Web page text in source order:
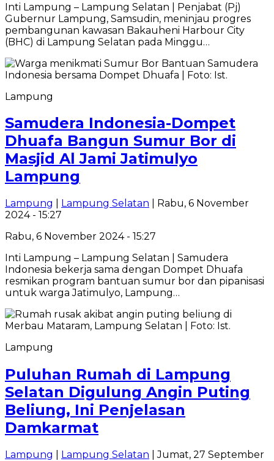
Inti Lampung – Lampung Selatan | Penjabat (Pj)
Gubernur Lampung, Samsudin, meninjau progres
pembangunan kawasan Bakauheni Harbour City
(BHC) di Lampung Selatan pada Minggu…
Lampung
Samudera Indonesia-Dompet
Dhuafa Bangun Sumur Bor di
Masjid Al Jami Jatimulyo
Lampung
Lampung Lampung Selatan | Rabu, 6 November
2024 - 15:27
Rabu, 6 November 2024 - 15:27
Inti Lampung – Lampung Selatan | Samudera
Indonesia bekerja sama dengan Dompet Dhuafa
resmikan program bantuan sumur bor dan pipanisasi
untuk warga Jatimulyo, Lampung…
Lampung
Puluhan Rumah di Lampung
Selatan Digulung Angin Puting
Beliung, Ini Penjelasan
Damkarmat
Lampung Lampung Selatan | Jumat, 27 September